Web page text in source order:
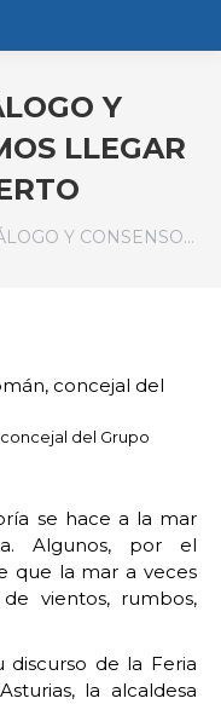
Y
LLEGAR
Y CONSENSO…
del Grupo
se hace a la mar
Algunos, por el
que la mar a veces
vientos, rumbos,
de la Feria
la alcaldesa